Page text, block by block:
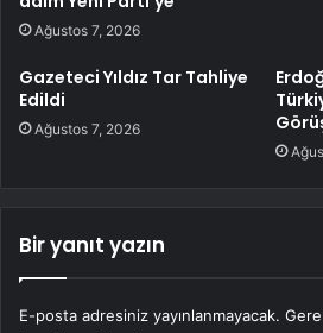
Ağustos 7, 2026
Gazeteci Yıldız Tar Tahliye
Edildi
Ağustos 7, 2026
Bir yanıt yazın
E-posta adresiniz yayınlanmayacak.